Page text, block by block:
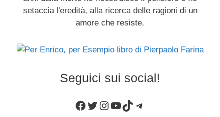
setaccia l'eredità, alla ricerca delle ragioni di un
amore che resiste.
Seguici sui social!
Facebook
Twitter
Instagram
YouTube
TikTokTelegram